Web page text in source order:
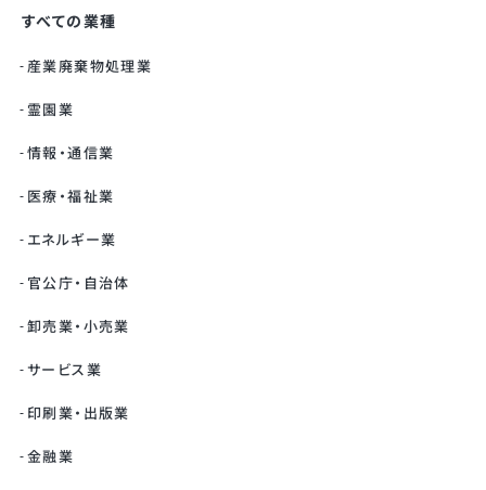
すべての業種
産業廃棄物処理業
霊園業
情報・通信業
医療・福祉業
エネルギー業
官公庁・自治体
卸売業・小売業
サービス業
印刷業・出版業
金融業